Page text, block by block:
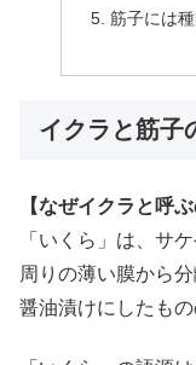
筋子には
イクラと筋子
【なぜイクラと呼ぶ
「いくら」は、サ
周りの薄い膜から
醤油漬けにしたもの